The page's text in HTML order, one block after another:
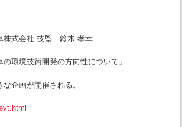
会社 技監 鈴木 孝幸
技術開発の方向性について」
企画が開催される。